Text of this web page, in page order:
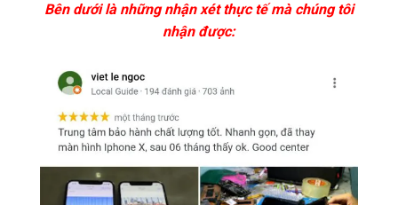
Bên dưới là những nhận xét thực tế mà chúng tôi
nhận được: